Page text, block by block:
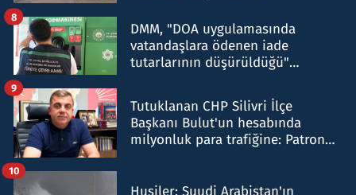
DMM, "DOA uygulamasında
vatandaşlara ödenen iade
tutarlarının düşürüldüğü"
8
Tutuklanan CHP Silivri İlçe
Başkanı Bulut'un hesabında
milyonluk para trafiğine: Patron
9
Husiler: Suudi Arabistan'ın
10